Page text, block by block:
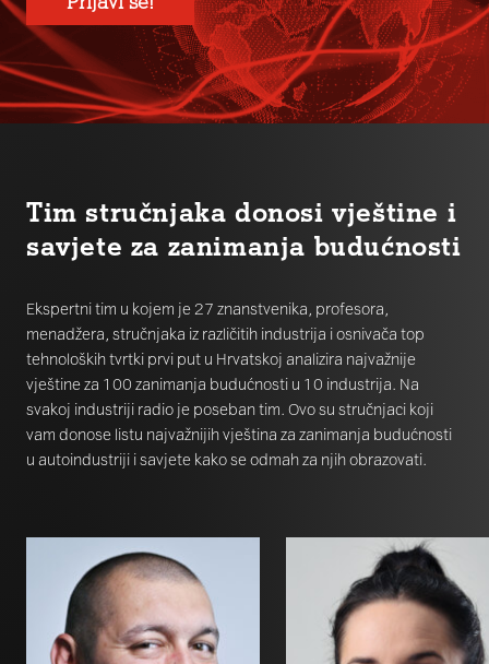
Tim stručnjaka donosi vještine i
savjete za zanimanja budućnosti
Ekspertni tim u kojem je 27 znanstvenika, profesora,
menadžera, stručnjaka iz različitih industrija i osnivača top
tehnoloških tvrtki prvi put u Hrvatskoj analizira najvažnije
vještine za 100 zanimanja budućnosti u 10 industrija. Na
svakoj industriji radio je poseban tim. Ovo su stručnjaci koji
vam donose listu najvažnijih vještina za zanimanja budućnosti
u autoindustriji i savjete kako se odmah za njih obrazovati.